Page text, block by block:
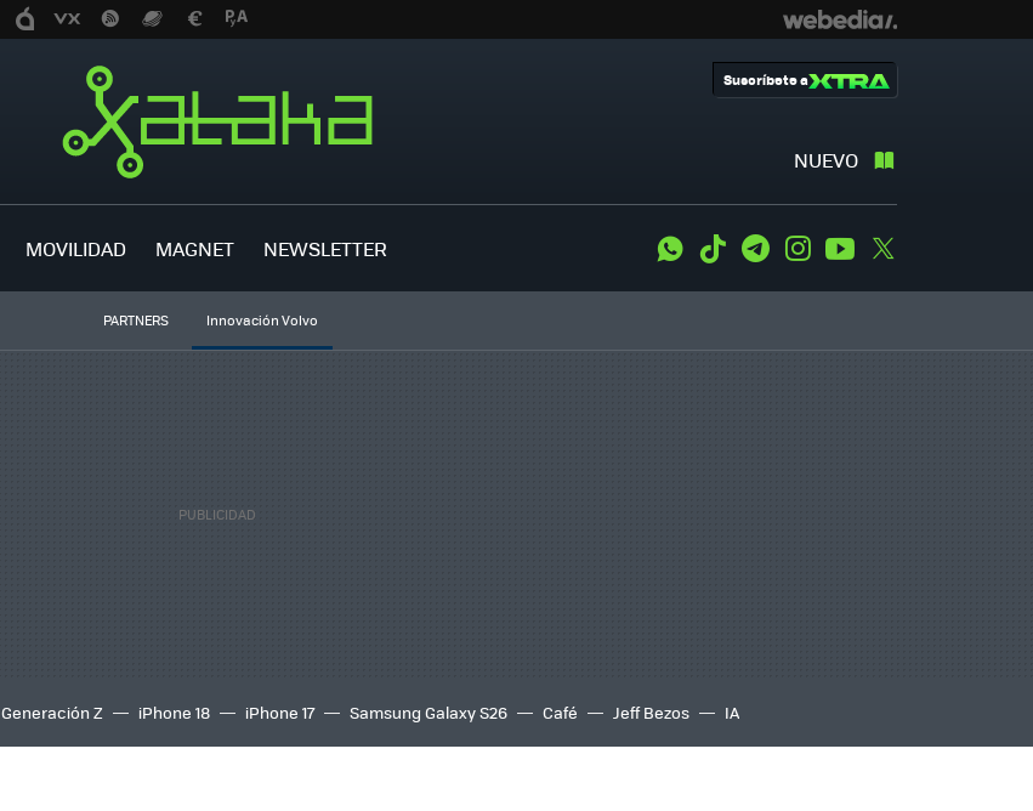
NUEVO
Suscríbete a
MOVILIDAD MAGNET NEWSLETTER WhatsApp
Tiktok TelegramInstagramYoutube
PARTNERS Innovación Volvo
Generación Z iPhone 18 iPhone 17 Samsung Galaxy S26 Café Jeff Bezos IA